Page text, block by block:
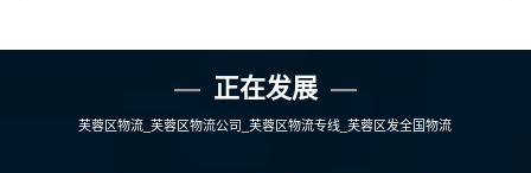
正在发展
芙蓉区物流_芙蓉区物流公司_芙蓉区物流专线_芙蓉区发全国物流